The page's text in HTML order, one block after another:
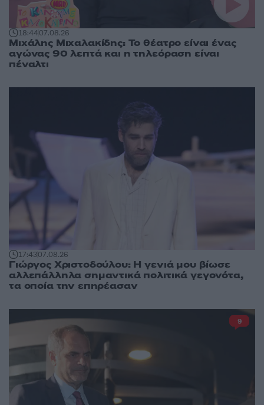
18:4407.08.26
Μιχάλης Μιχαλακίδης: Το θέατρο είναι ένας
αγώνας 90 λεπτά και η τηλεόραση είναι
πέναλτι
17:4307.08.26
Γιώργος Χριστοδούλου: Η γενιά μου βίωσε
αλλεπάλληλα σημαντικά πολιτικά γεγονότα,
τα οποία την επηρέασαν
9